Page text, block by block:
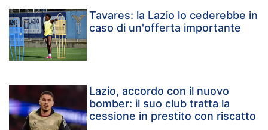
Tavares: la Lazio lo cederebbe in
caso di un'offerta importante
Lazio, accordo con il nuovo
bomber: il suo club tratta la
cessione in prestito con riscatto